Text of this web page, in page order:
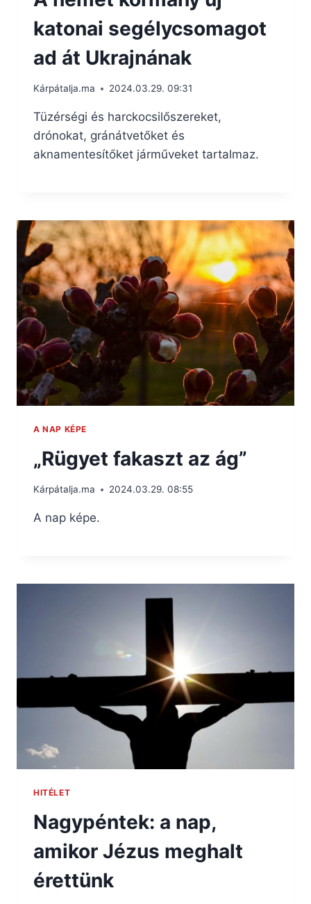
katonai segélycsomagot
ad át Ukrajnának
Kárpátalja.ma 2024.03.29. 09:31
Tüzérségi és harckocsilőszereket,
drónokat, gránátvetőket és
aknamentesítőket járműveket tartalmaz.
A NAP KÉPE
„Rügyet fakaszt az ág”
Kárpátalja.ma 2024.03.29. 08:55
A nap képe.
HITÉLET
Nagypéntek: a nap,
amikor Jézus meghalt
érettünk